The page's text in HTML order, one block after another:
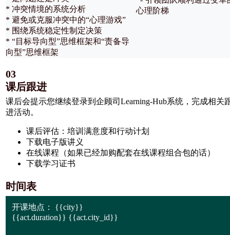
* 冲突情境的系统分析
* 避免或克服冲突中的“心理游戏”
* 围绕系统稳定性制定决策
* “目标导向型”思维框架和“责备导
向型”思维框架
心理阶梯
03
课后跟进
课后会提示您继续登录到企顾司Learning-Hub系统，完成相关
进活动。
课后评估：培训满意度和行动计划
下载电子版讲义
在线课程（如果已经加购配套在线课程组合包的话）
下载学习证书
时间表
开课地点： {{city}}
{{act.duration}} {{act.city_id}}